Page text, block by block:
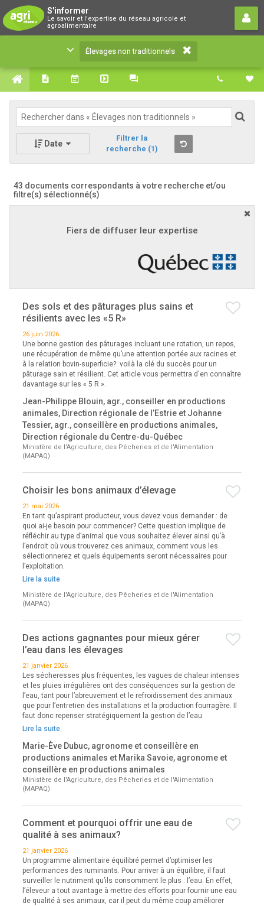
S'informer
Le savoir et l'expertise du réseau agricole et
agroalimentaire
Élevages non traditionnels
Le savoir et l'expertise du réseau agricole et
agroalimentaire
Élevages non traditionnels
Date
Filtrer la
recherche (1)
43 documents correspondants à votre recherche et/ou
filtre(s) sélectionné(s)
Fiers de diffuser leur expertise
Des sols et des pâturages plus sains et
résilients avec les «5 R»
26 juin 2026
Une bonne gestion des pâturages incluant une rotation, un repos,
une récupération de même qu’une attention portée aux racines et
à la relation bovin-superficie?: voilà la clé du succès pour un
pâturage sain et résilient. Cet article vous permettra d'en connaître
davantage sur les « 5 R ».
Jean-Philippe Blouin, agr., conseiller en productions
animales, Direction régionale de l’Estrie et Johanne
Tessier, agr., conseillère en productions animales,
Direction régionale du Centre-du-Québec
Ministère de l'Agriculture, des Pêcheries et de l'Alimentation
(MAPAQ)
Choisir les bons animaux d’élevage
21 mai 2026
En tant qu’aspirant producteur, vous devez vous demander : de
quoi ai-je besoin pour commencer? Cette question implique de
réfléchir au type d’animal que vous souhaitez élever ainsi qu’à
l’endroit où vous trouverez ces animaux, comment vous les
sélectionnerez et quels équipements seront nécessaires pour
l’exploitation.
Lire la suite
Ministère de l'Agriculture, des Pêcheries et de l'Alimentation
(MAPAQ)
Des actions gagnantes pour mieux gérer
l’eau dans les élevages
21 janvier 2026
Les sécheresses plus fréquentes, les vagues de chaleur intenses
et les pluies irrégulières ont des conséquences sur la gestion de
l’eau, tant pour l’abreuvement et le refroidissement des animaux
que pour l’entretien des installations et la production fourragère. Il
faut donc repenser stratégiquement la gestion de l’eau
Lire la suite
Marie-Ève Dubuc, agronome et conseillère en
productions animales et Marika Savoie, agronome et
conseillère en productions animales
Ministère de l'Agriculture, des Pêcheries et de l'Alimentation
(MAPAQ)
Comment et pourquoi offrir une eau de
qualité à ses animaux?
21 janvier 2026
Un programme alimentaire équilibré permet d’optimiser les
performances des ruminants. Pour arriver à un équilibre, il faut
surveiller le nutriment qu’ils consomment le plus : l’eau. En effet,
l’éleveur a tout avantage à mettre des efforts pour fournir une eau
de qualité à ses animaux, car il peut du même coup améliorer